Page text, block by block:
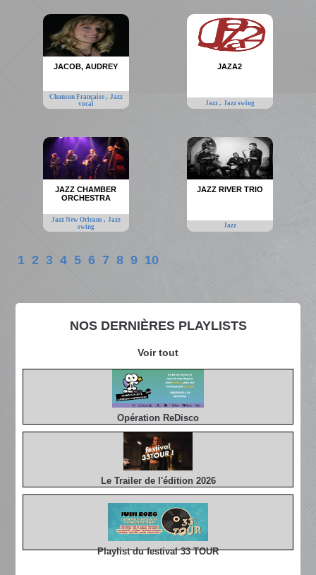
NOS DERNIÈRES PLAYLISTS
Voir tout
Opération ReDisco
Le Trailer de l'édition 2026
Playlist du festival 33 TOUR
JACOB, AUDREY
Chanson Française , Jazz
vocal
JAZA2
Jazz , Jazz swing
JAZZ CHAMBER
ORCHESTRA
Jazz New Orleans , Jazz
swing
JAZZ RIVER TRIO
Jazz
1 2 3 4 5 6 7 8 9 10